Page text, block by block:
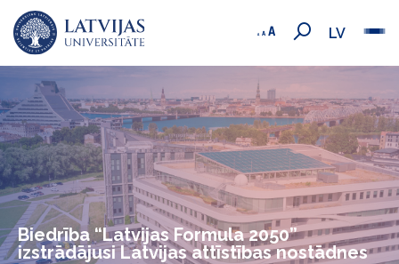
LV
Biedrība “Latvijas Formula 2050”
izstrādājusi Latvijas attīstības nostādnes